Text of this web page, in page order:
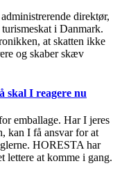
direktør,
i Danmark.
at skatten ikke
og skaber skæv
skal I reagere nu
emballage. Har I jeres
kan I få ansvar for at
HORESTA har
lettere at komme i gang.